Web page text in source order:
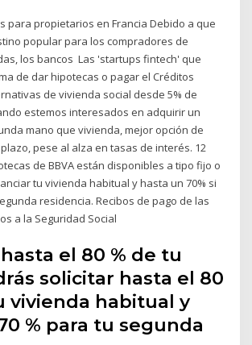
para propietarios en Francia Debido a que
popular para los compradores de
los bancos Las 'startups fintech' que
de dar hipotecas o pagar el Créditos
de vivienda social desde 5% de
estemos interesados en adquirir un
mano que vivienda, mejor opción de
pese al alza en tasas de interés. 12
de BBVA están disponibles a tipo fijo o
tu vivienda habitual y hasta un 70% si
residencia. Recibos de pago de las
a la Seguridad Social
el 80 % de tu
solicitar hasta el 80
vivienda habitual y
% para tu segunda